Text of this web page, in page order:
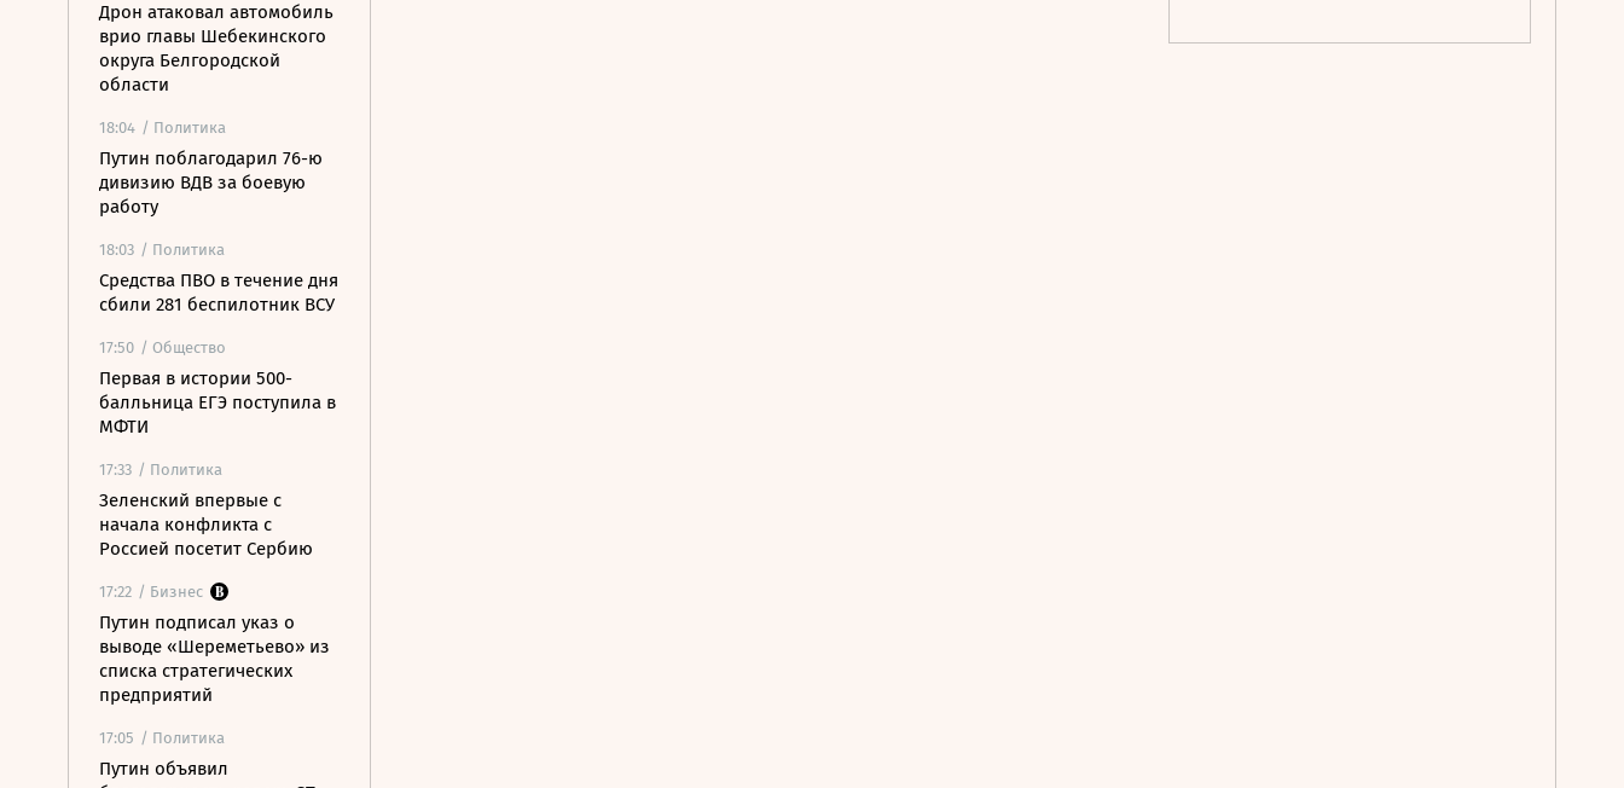
Дрон атаковал автомобиль
врио главы Шебекинского
округа Белгородской
области
18:04 / Политика
Путин поблагодарил 76-ю
дивизию ВДВ за боевую
работу
18:03 / Политика
Средства ПВО в течение дня
сбили 281 беспилотник ВСУ
17:50 / Общество
Первая в истории 500-
балльница ЕГЭ поступила в
МФТИ
17:33 / Политика
Зеленский впервые с
начала конфликта с
Россией посетит Сербию
17:22 / Бизнес
Путин подписал указ о
выводе «Шереметьево» из
списка стратегических
предприятий
17:05 / Политика
Путин объявил